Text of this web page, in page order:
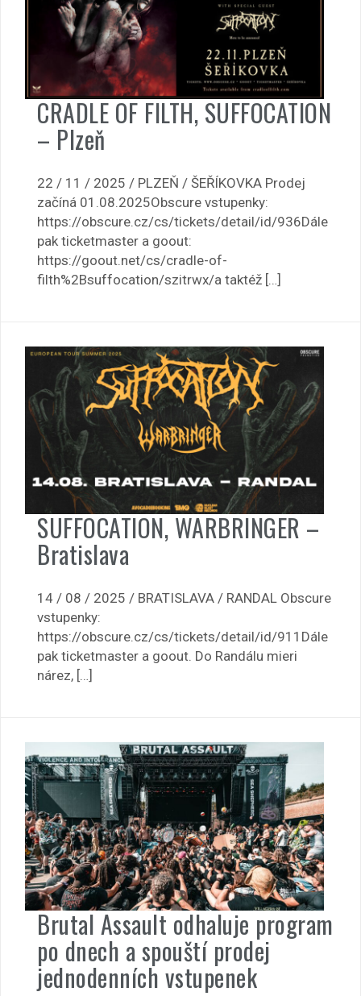
CRADLE OF FILTH, SUFFOCATION
– Plzeň
22 / 11 / 2025 / PLZEŇ / ŠEŘÍKOVKA Prodej
začíná 01.08.2025Obscure vstupenky:
https://obscure.cz/cs/tickets/detail/id/936Dále
pak ticketmaster a goout:
https://goout.net/cs/cradle-of-
filth%2Bsuffocation/szitrwx/a taktéž […]
SUFFOCATION, WARBRINGER –
Bratislava
14 / 08 / 2025 / BRATISLAVA / RANDAL Obscure
vstupenky:
https://obscure.cz/cs/tickets/detail/id/911Dále
pak ticketmaster a goout. Do Randálu mieri
nárez, […]
Brutal Assault odhaluje program
po dnech a spouští prodej
jednodenních vstupenek